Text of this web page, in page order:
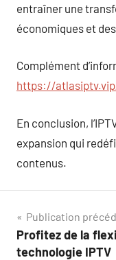
entraîner une
économiques et
Complément
https://
En conclusion,
expansion qui
contenus.
Navigation
de
Publication
Profitez de la
technologie IPTV